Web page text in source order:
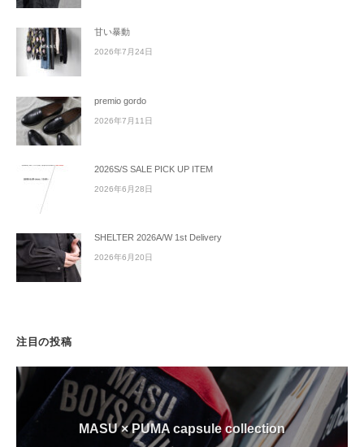
甘い暴動
2026年7月24日
premio gordo
2026年7月11日
2026S/S SALE PICK UP ITEM
2026年6月28日
SHELTER 2026A/W 1st Delivery
2026年6月20日
注目の投稿
MASU × PUMA capsule collection